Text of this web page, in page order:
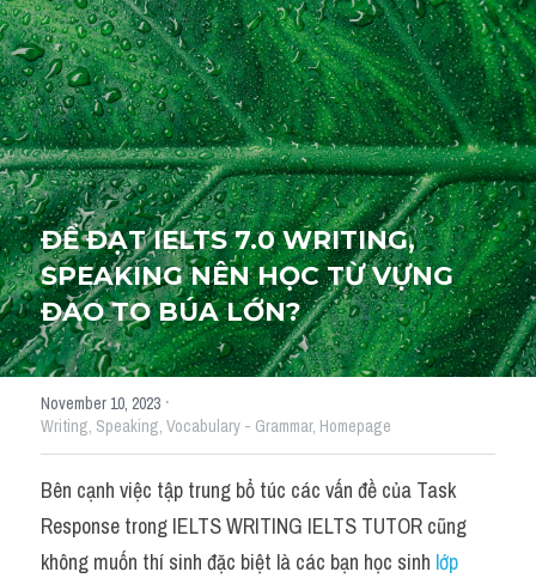
Cách diễn đạt
IELTS Videos - Ebook
Điểm báo
Adj
Idiom
Khác
Từ vựng theo topic
Từ vựng theo Topic
Vocabulary - Grammar
HỌC THỬ →
ĐỂ ĐẠT IELTS 7.0 WRITING,
SPEAKING NÊN HỌC TỪ VỰNG
ĐAO TO BÚA LỚN?
November 10, 2023 ·
Writing, Speaking, Vocabulary - Grammar, Homepage
Bên cạnh việc tập trung bổ túc các vấn đề của Task
Response trong IELTS WRITING IELTS TUTOR cũng
không muốn thí sinh đặc biệt là các bạn học sinh lớp